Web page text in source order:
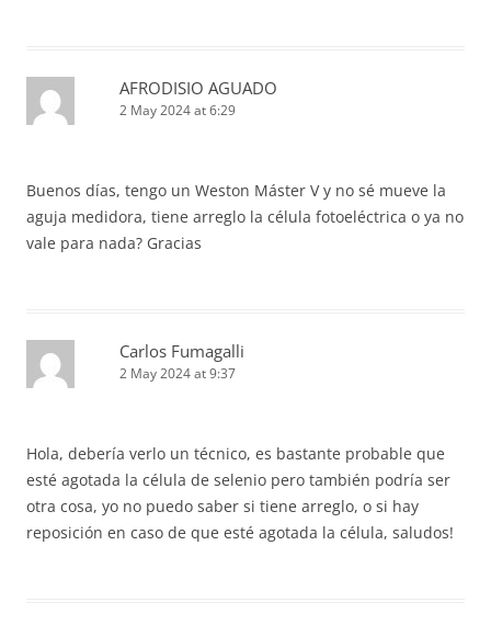
AFRODISIO AGUADO
2 May 2024 at 6:29
Buenos días, tengo un Weston Máster V y no sé mueve la
aguja medidora, tiene arreglo la célula fotoeléctrica o ya no
vale para nada? Gracias
Carlos Fumagalli
2 May 2024 at 9:37
Hola, debería verlo un técnico, es bastante probable que
esté agotada la célula de selenio pero también podría ser
otra cosa, yo no puedo saber si tiene arreglo, o si hay
reposición en caso de que esté agotada la célula, saludos!